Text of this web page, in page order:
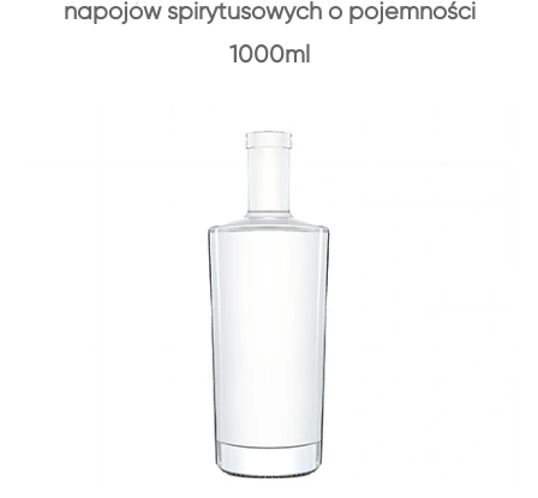
napojów spirytusowych o pojemności
1000ml